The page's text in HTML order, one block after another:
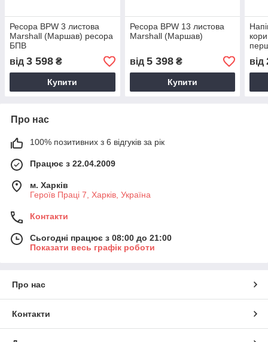
Ресора BPW 3 листова
Marshall (Маршав) ресора
БПВ
від 3 598 ₴
Купити
Ресора BPW 13 листова
Marshall (Маршав)
від 5 398₴
Купити
від
Про нас
100% позитивних з 6 відгуків за рік
Працює з 22.04.2009
м. Харків
Героїв Праці 7, Харків, Україна
Контакти
Сьогодні працює з 08:00 до 21:00
Показати весь графік роботи
Про нас
Контакти